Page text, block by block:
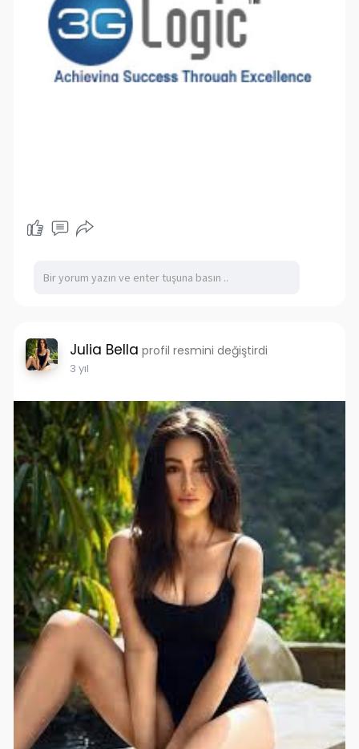
Julia Bella profil resmini değiştirdi
3 yıl